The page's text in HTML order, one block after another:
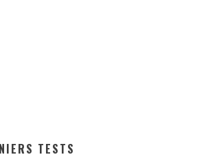
TESTS